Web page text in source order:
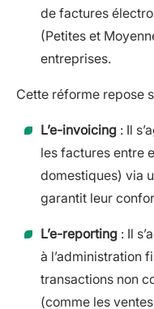
de factures
(Petites et
entreprises.
Cette réforme repose
L’e-invoicing : Il
les factures entre
domestiques) via
garantit leur
L’e-reporting : Il
à l’administration
transactions non
(comme les